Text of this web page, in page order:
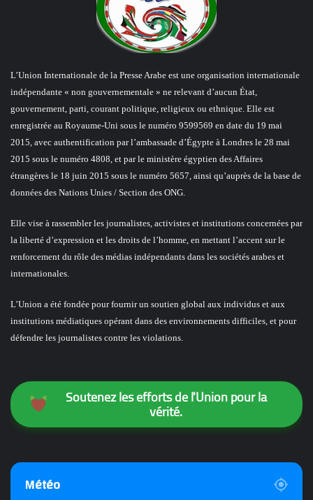
L’Union Internationale de la Presse Arabe est une organisation internationale
indépendante « non gouvernementale » ne relevant d’aucun État,
gouvernement, parti, courant politique, religieux ou ethnique. Elle est
enregistrée au Royaume-Uni sous le numéro 9599569 en date du 19 mai
2015, avec authentification par l’ambassade d’Égypte à Londres le 28 mai
2015 sous le numéro 4808, et par le ministère égyptien des Affaires
étrangères le 18 juin 2015 sous le numéro 5657, ainsi qu’auprès de la base de
données des Nations Unies / Section des ONG.
Elle vise à rassembler les journalistes, activistes et institutions concernées par
la liberté d’expression et les droits de l’homme, en mettant l’accent sur le
renforcement du rôle des médias indépendants dans les sociétés arabes et
internationales.
L’Union a été fondée pour fournir un soutien global aux individus et aux
institutions médiatiques opérant dans des environnements difficiles, et pour
défendre les journalistes contre les violations.
Soutenez les efforts de l'Union pour la
vérité.
Météo